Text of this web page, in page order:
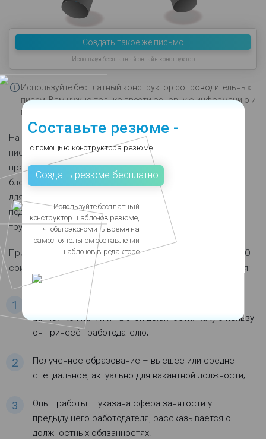
Создать такое же письмо
Используя бесплатный онлайн конструктор
Используйте бесплатный конструктор сопроводительных
писем. Вам нужно только ввести основную информацию и
письмо будет создано автоматически.
На странице представлен пример сопроводительного
письма для профессии IT-специалиста. Он обладает
правильной структурой, включающей все необходимые
блоки – от приветствия до указания контактный данных
для связи. Данный пример демонстрирует особенности
подачи информации о соискателе, желающего
трудоустроиться по профессии IT-специалиста.
Пример начинается с приветствия, где указываются ФИО
соискателя и желаемая должность. Далее описываются:
Мотивация – почему соискатель хочет работать в
данной компании и на этой должности. Какую пользу
он принесёт работодателю;
Полученное образование – высшее или средне-
специальное, актуально для вакантной должности;
Опыт работы – указана сфера занятости у
предыдущего работодателя, рассказывается о
должностных обязанностях.
Составьте резюме -
с помощью конструктора резюме
Создать резюме бесплатно
Используйте бесплатный
конструктор шаблонов резюме,
чтобы сэкономить время на
самостоятельном составлении
шаблонов в редакторе